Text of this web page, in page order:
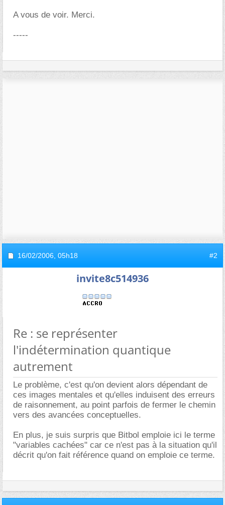
A vous de voir. Merci.
-----
16/02/2006, 05h18 #2
invite8c514936
Re : se représenter
l'indétermination quantique
autrement
Le problème, c'est qu'on devient alors dépendant de
ces images mentales et qu'elles induisent des erreurs
de raisonnement, au point parfois de fermer le chemin
vers des avancées conceptuelles.
En plus, je suis surpris que Bitbol emploie ici le terme
"variables cachées" car ce n'est pas à la situation qu'il
décrit qu'on fait référence quand on emploie ce terme.